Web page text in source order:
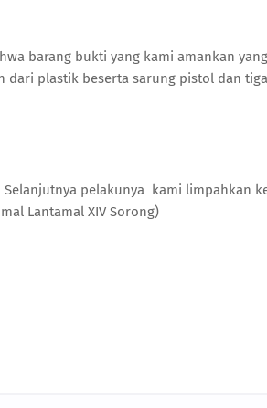
barang bukti yang kami amankan yang
dari plastik beserta sarung pistol dan tiga
Selanjutnya pelakunya kami limpahkan
Lantamal XIV Sorong)